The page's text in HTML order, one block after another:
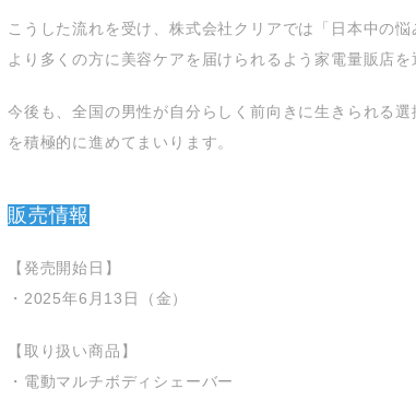
こうした流れを受け、株式会社クリアでは「日本中の
より多くの方に美容ケアを届けられるよう家電量販店を
今後も、全国の男性が自分らしく前向きに生きられる
を積極的に進めてまいります。
販売情報
【発売開始日】
・2025年6月13日（金）
【取り扱い商品】
・電動マルチボディシェーバー